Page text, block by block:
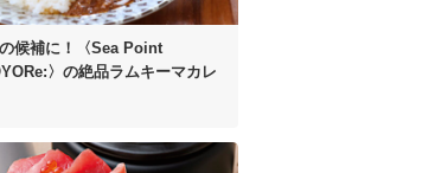
候補に！
〈Sea Point
〉の絶品ラムキーマカレ